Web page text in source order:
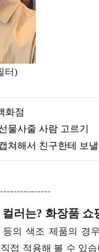
터)
화점
물사줄 사람 고르기
쳐해서 친구한테 보
러는? 화장품 쇼
의 색조 제품의 경
접 적용해 볼 수 있